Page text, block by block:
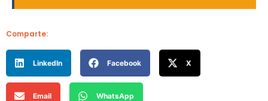
Comparte:
LinkedIn Facebook X
Email WhatsApp